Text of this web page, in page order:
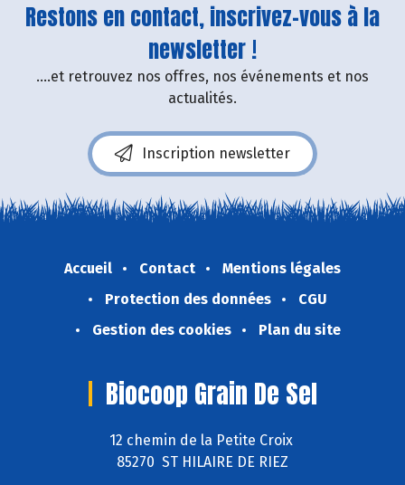
Restons en contact, inscrivez-vous à la
newsletter !
....et retrouvez nos offres, nos événements et nos
actualités.
Inscription newsletter
Accueil Contact
Mentions légales
Protection des données
CGU
Gestion des cookies
Plan du site
Biocoop Grain De Sel
12 chemin de la Petite Croix
85270 ST HILAIRE DE RIEZ